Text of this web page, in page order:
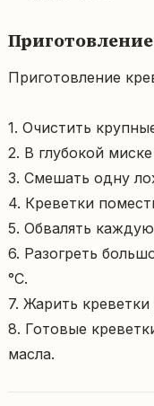
Приготовление
Приготовление
1. Очистить
2. В глубокой
3. Смешать одну
4. Креветки
5. Обвалять
6. Разогреть
°C.
7. Жарить
8. Готовые
масла.